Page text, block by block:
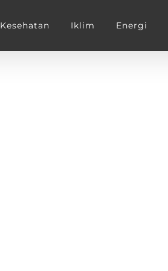
Kesehatan Iklim Energi